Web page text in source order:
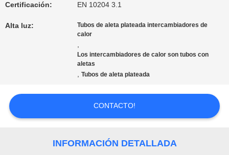
DE
CALIDAD
ÉNTRENOS
EN
CONTACTO
Certificación: EN 10204 3.1
Alta luz:
Tubos de aleta plateada intercambiadores de
calor
,
Los intercambiadores de calor son tubos con
aletas
,Tubos de aleta plateada
CONTACTO!
INFORMACIÓN DETALLADA